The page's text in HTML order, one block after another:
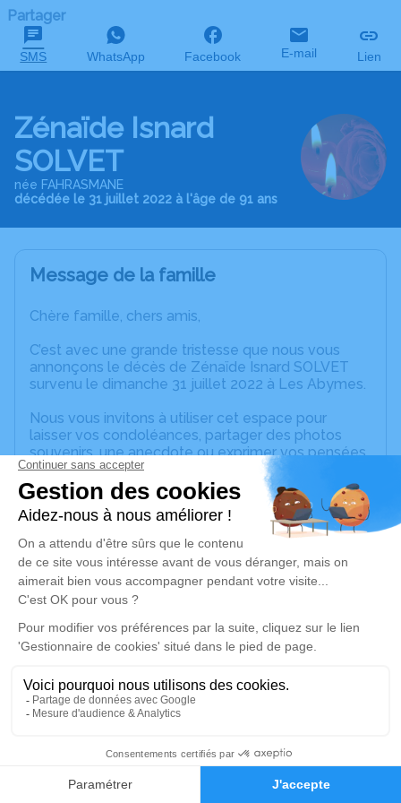
Faire-part Hommages
Partager
SMS WhatsApp Facebook E-mail Lien
Zénaïde Isnard
SOLVET
née FAHRASMANE
décédée le 31 juillet 2022 à l'âge de 91 ans
Message de la famille
Chère famille, chers amis,
C’est avec une grande tristesse que nous vous
annonçons le décès de Zénaïde Isnard SOLVET
survenu le dimanche 31 juillet 2022 à Les Abymes.
Nous vous invitons à utiliser cet espace pour
laisser vos condoléances, partager des photos
souvenirs, une anecdote ou exprimer vos pensées
à travers des poèmes ou des textes. Cet endroit
est un lieu d'expression dédié à honorer la
mémoire de Zénaïde Isnard SOLVET.
Un service de plantation d’arbre hommage est
disponible ici .
jeudi 04 août 2022 à 15h00
Église Catholique de Sainte-Anne
Place Schoelcher Sainte-Anne
Je rends hommage